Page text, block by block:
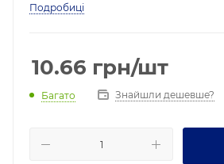
Подробиці
10.66 грн/шт
Багато Знайшли дешевше?